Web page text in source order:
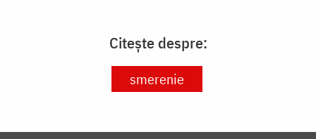
Citește despre:
smerenie